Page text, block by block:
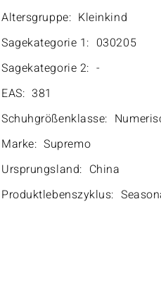
Altersgruppe: Kleinkind
Sagekategorie 1: 030205
Sagekategorie 2: -
EAS: 381
Schuhgrößenklasse:
Marke: Supremo
Ursprungsland: China
Produktlebenszyklus: